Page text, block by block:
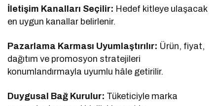
İletişim Kanalları Seçilir: Hedef kitleye ulaşacak
en uygun kanallar belirlenir.
Pazarlama Karması Uyumlaştırılır: Ürün, fiyat,
dağıtım ve promosyon stratejileri
konumlandırmayla uyumlu hâle getirilir.
Duygusal Bağ Kurulur: Tüketiciyle marka